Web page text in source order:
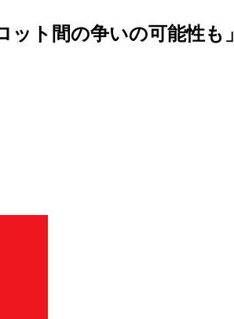
ト間の争いの可能性も」